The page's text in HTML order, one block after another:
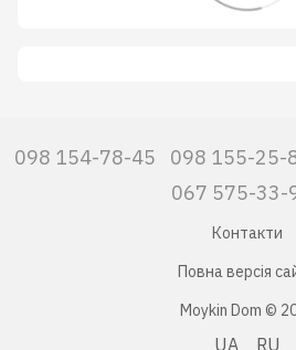
098 154-78-45 098 155-25-
067 575-33-
Контакти
Повна версія
Moykin Dom ©
UA RU